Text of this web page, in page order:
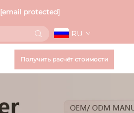
[email protected]
RU
Получить расчёт стоимости